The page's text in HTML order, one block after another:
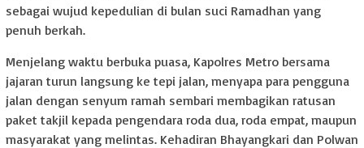
sebagai wujud kepedulian di bulan suci Ramadhan yang
penuh berkah.
Menjelang waktu berbuka puasa, Kapolres Metro bersama
jajaran turun langsung ke tepi jalan, menyapa para pengguna
jalan dengan senyum ramah sembari membagikan ratusan
paket takjil kepada pengendara roda dua, roda empat, maupun
masyarakat yang melintas. Kehadiran Bhayangkari dan Polwan